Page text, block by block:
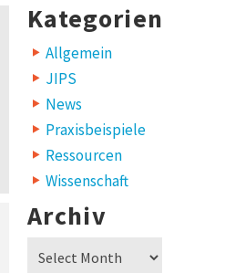
Kategorien
Allgemein
JIPS
News
Praxisbeispiele
Ressourcen
Wissenschaft
Archiv
Archiv